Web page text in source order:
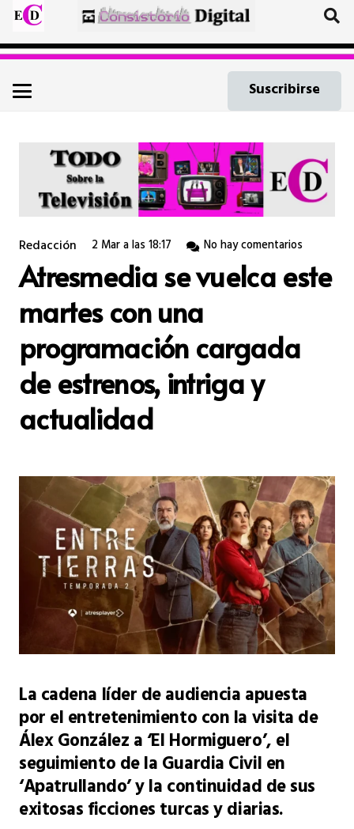
Suscribirse
Redacción 2 Mar a las 18:17 No hay comentarios
Atresmedia se vuelca este
martes con una
programación cargada
de estrenos, intriga y
actualidad
La cadena líder de audiencia apuesta
por el entretenimiento con la visita de
Álex González a ‘El Hormiguero’, el
seguimiento de la Guardia Civil en
‘Apatrullando’ y la continuidad de sus
exitosas ficciones turcas y diarias.